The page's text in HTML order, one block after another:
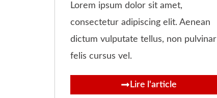
Lorem ipsum dolor sit amet,
consectetur adipiscing elit. Aenean
dictum vulputate tellus, non pulvinar
felis cursus vel.
Lire l'article